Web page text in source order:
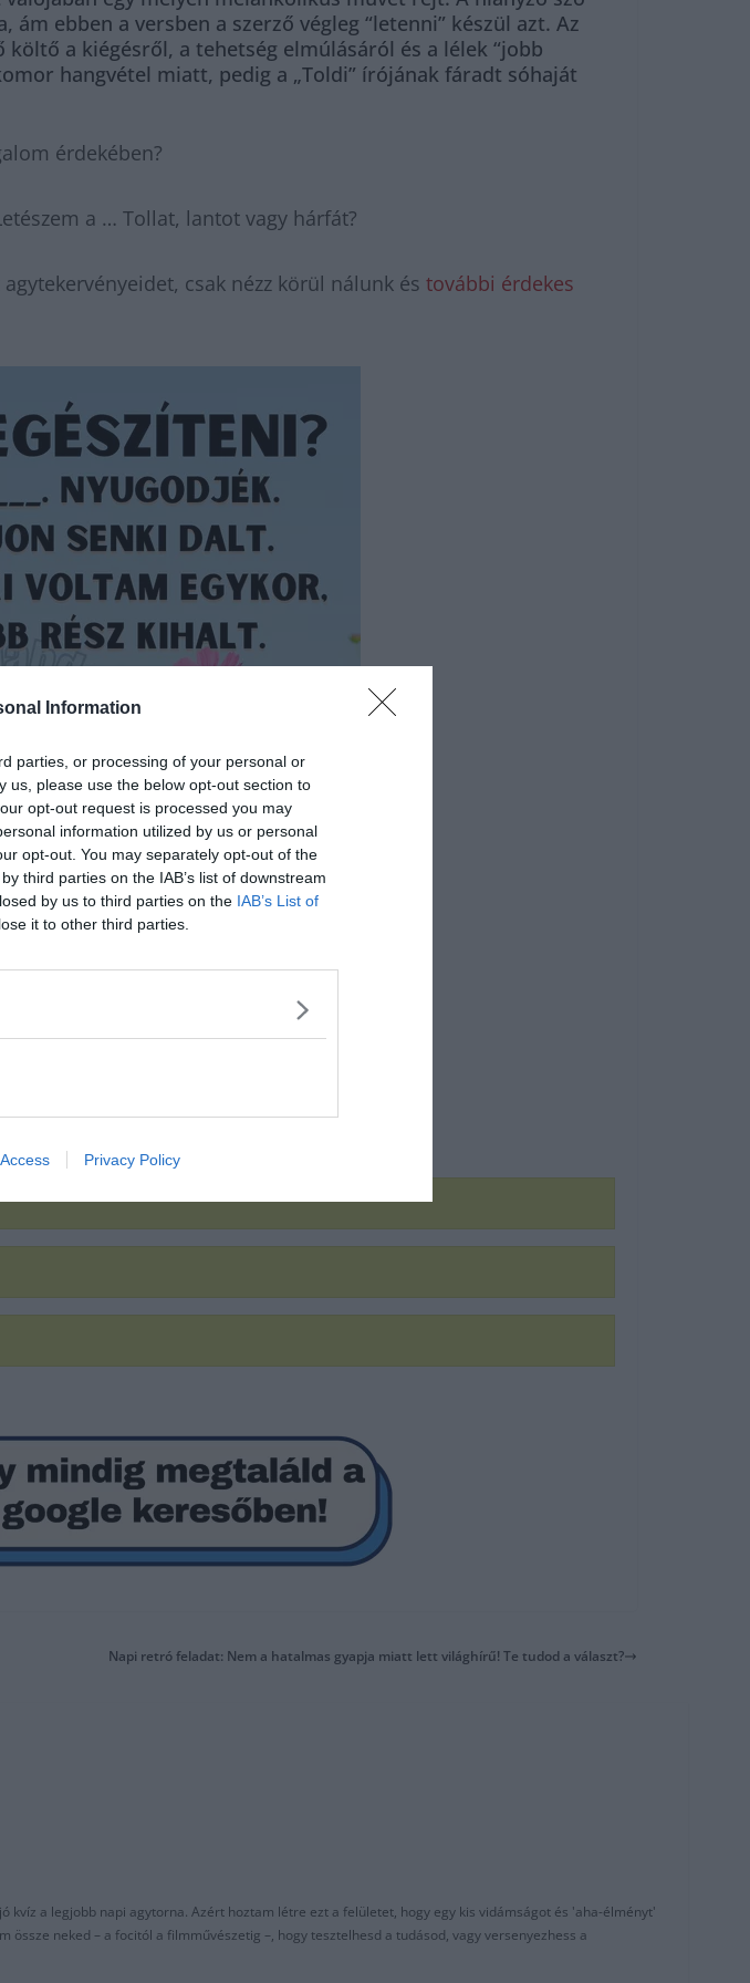
Information
parties, or processing of your personal or
us, please use the below opt-out section to
opt-out request is processed you may
information utilized by us or personal
opt-out. You may separately opt-out of the
third parties on the IAB’s list of downstream
by us to third parties on the IAB’s List of
it to other third parties.
Privacy Policy
ebben a versben a szerző végleg “letenni” készül azt. Az
a kiégésről, a tehetség elmúlásáról és a lélek “jobb
hangvétel miatt, pedig a „Toldi” írójának fáradt sóhaját
érdekében?
a … Tollat, lantot vagy hárfát?
csak nézz körül nálunk és további érdekes
Napi retró feladat: Nem a hatalmas gyapja miatt lett világhírű! Te tudod a választ?
kvíz a legjobb napi agytorna. Azért hoztam létre ezt a felületet, hogy egy kis vidámságot és 'aha-élményt'
neked – a focitól a filmművészetig –, hogy tesztelhesd a tudásod, vagy versenyezhess a